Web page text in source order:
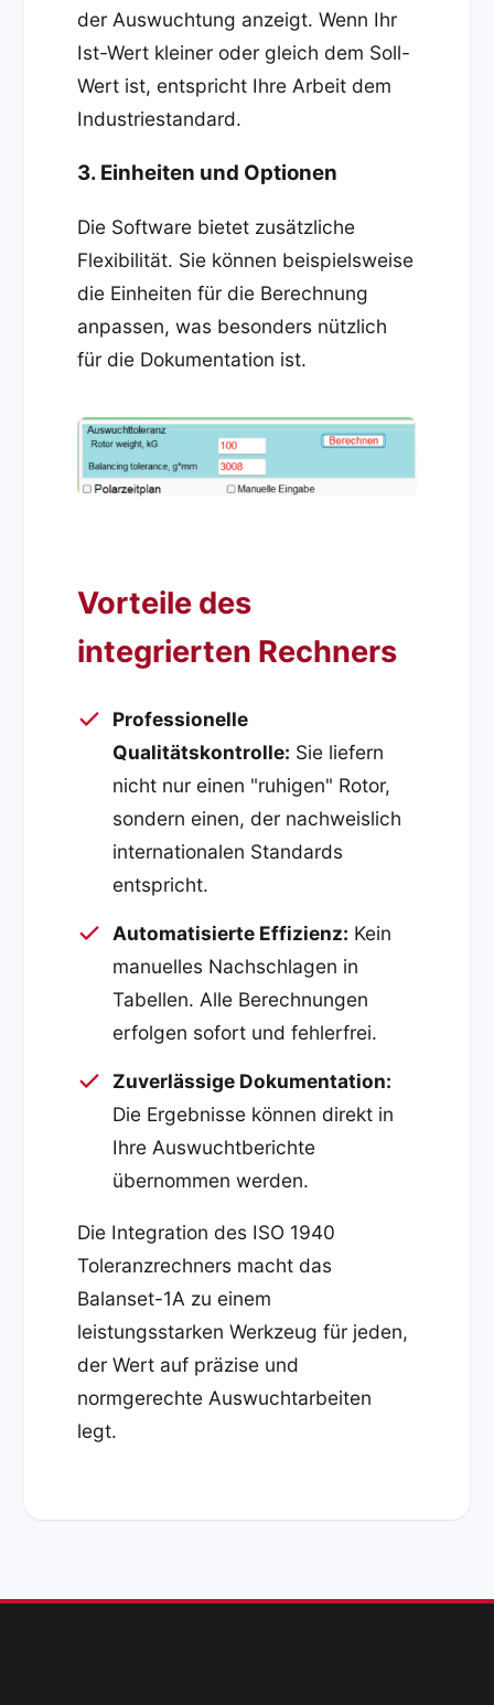
der Auswuchtung anzeigt. Wenn Ihr
Ist-Wert kleiner oder gleich dem Soll-
Wert ist, entspricht Ihre Arbeit dem
Industriestandard.
3. Einheiten und Optionen
Die Software bietet zusätzliche
Flexibilität. Sie können beispielsweise
die Einheiten für die Berechnung
anpassen, was besonders nützlich
für die Dokumentation ist.
Vorteile des
integrierten Rechners
Professionelle
Qualitätskontrolle: Sie liefern
nicht nur einen "ruhigen" Rotor,
sondern einen, der nachweislich
internationalen Standards
entspricht.
Automatisierte Effizienz: Kein
manuelles Nachschlagen in
Tabellen. Alle Berechnungen
erfolgen sofort und fehlerfrei.
Zuverlässige Dokumentation:
Die Ergebnisse können direkt in
Ihre Auswuchtberichte
übernommen werden.
Die Integration des ISO 1940
Toleranzrechners macht das
Balanset-1A zu einem
leistungsstarken Werkzeug für jeden,
der Wert auf präzise und
normgerechte Auswuchtarbeiten
legt.